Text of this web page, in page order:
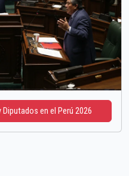
en el Perú 2026